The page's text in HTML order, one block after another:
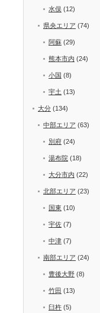
水俣 (12)
県央エリア (74)
阿蘇 (29)
熊本市内 (24)
小国 (8)
宇土 (13)
大分 (134)
中部エリア (63)
別府 (24)
湯布院 (18)
大分市内 (22)
北部エリア (23)
国東 (10)
宇佐 (7)
中津 (7)
南部エリア (24)
豊後大野 (8)
竹田 (13)
臼杵 (5)